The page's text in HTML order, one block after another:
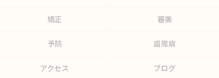
矯正 審美
予防 歯周病
アクセス ブログ